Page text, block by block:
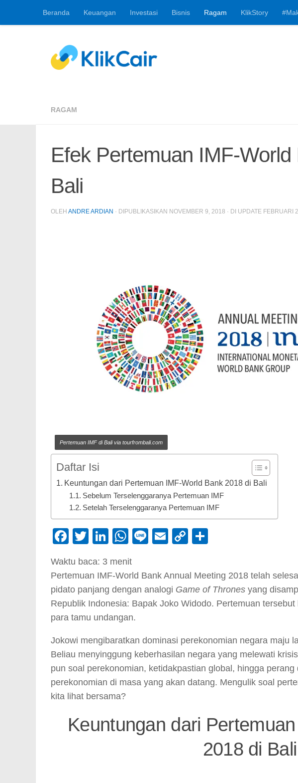
Skip to content
Beranda Keuangan Investasi Bisnis Ragam KlikStory
RAGAM
Efek Pertemuan IMF-World
Bali
OLEH ANDRE ARDIAN · DIPUBLIKASIKAN NOVEMBER 9, 2018 · DI UPDATE FEBRUARI
Pertemuan IMF di Bali via tourfrombali.com
Daftar Isi
Keuntungan dari Pertemuan IMF-World Bank 2018 di Bali
Sebelum Terselenggaranya Pertemuan IMF
Setelah Terselenggaranya Pertemuan IMF
Facebook
Twitter
LinkedIn
WhatsApp
LineEmail
Copy
Waktu baca: 3 menit
Pertemuan IMF-World Bank Annual Meeting 2018 telah
pidato panjang dengan analogi Game of Thrones yang
Republik Indonesia: Bapak Joko Widodo. Pertemuan
para tamu undangan.
Jokowi mengibaratkan dominasi perekonomian negara maju
Beliau menyinggung keberhasilan negara yang melewati
pun soal perekonomian, ketidakpastian global, hingga
perekonomian di masa yang akan datang. Mengulik soal
kita lihat bersama?
Keuntungan dari
2018 di Bali